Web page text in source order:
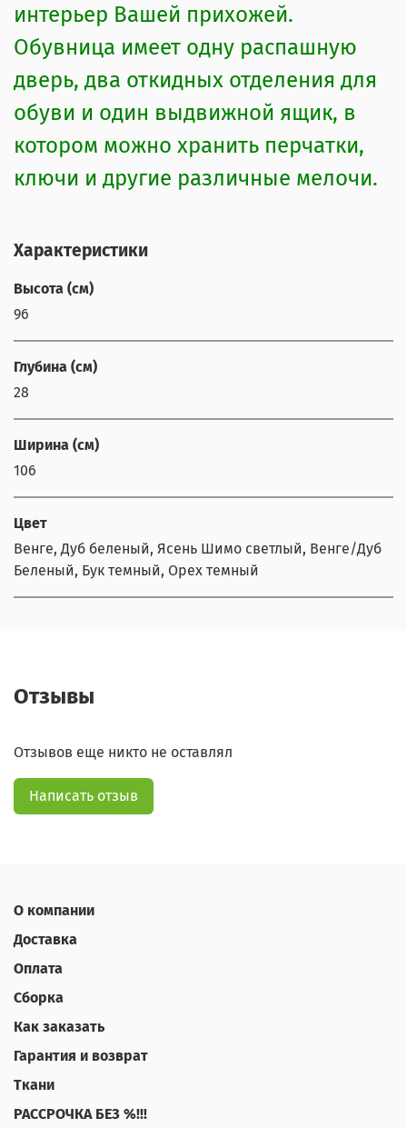
интерьер Вашей прихожей.
Обувница имеет одну распашную
дверь, два откидных отделения для
обуви и один выдвижной ящик, в
котором можно хранить перчатки,
ключи и другие различные мелочи.
Характеристики
Высота (см)
96
Глубина (см)
28
Ширина (см)
106
Цвет
Венге, Дуб беленый, Ясень Шимо светлый, Венге/Дуб
Беленый, Бук темный, Орех темный
Отзывы
Отзывов еще никто не оставлял
Написать отзыв
О компании
Доставка
Оплата
Сборка
Как заказать
Гарантия и возврат
Ткани
РАССРОЧКА БЕЗ %!!!